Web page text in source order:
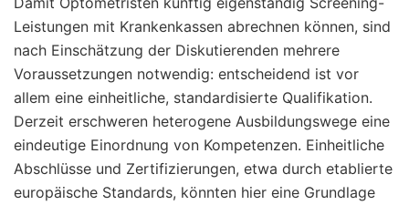
Leistungen mit Krankenkassen abrechnen können, sind
nach Einschätzung der Diskutierenden mehrere
Voraussetzungen notwendig: entscheidend ist vor
allem eine einheitliche, standardisierte Qualifikation.
Derzeit erschweren heterogene Ausbildungswege eine
eindeutige Einordnung von Kompetenzen. Einheitliche
Abschlüsse und Zertifizierungen, etwa durch etablierte
europäische Standards, könnten hier eine Grundlage